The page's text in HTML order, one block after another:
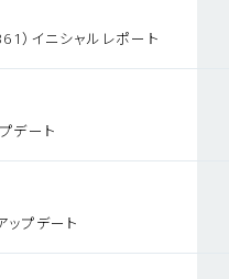
）イニシャルレポート
デート
ップデート